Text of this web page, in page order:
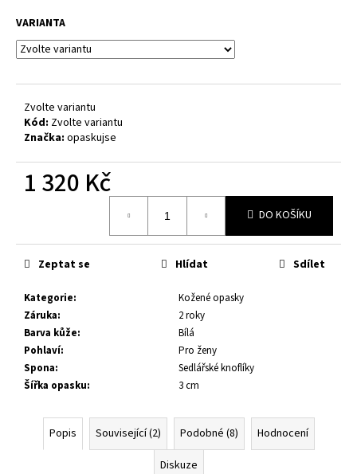
VARIANTA
Zvolte variantu
Kód: Zvolte variantu
Značka: opaskujse
1 320 Kč
DO KOŠÍKU
Kategorie:
Kožené opasky
Záruka:
2 roky
Barva kůže:
Bílá
Pohlaví:
Pro ženy
Spona:
Sedlářské knoflíky
Šířka opasku: 3 cm
Zeptat se Hlídat Sdílet
Popis Související (2) Podobné (8)
Hodnocení
Diskuze
o
p
o
u
u
e
m
KOŽENÝ
XXL,
KŮŽE,
SPONA
BROUŠENÁ
HRANATÁ,
KOVOVÁ
199